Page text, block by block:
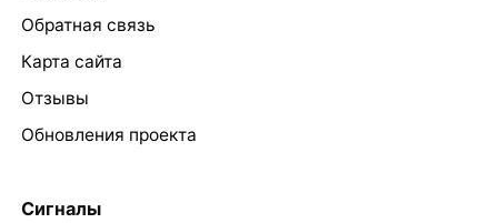
Обратная связь
Карта сайта
Отзывы
Обновления проекта
Сигналы